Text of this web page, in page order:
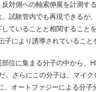
対側への軸索伸展を計測す
試験管内でも再現できるが
ていることと相関すること
子により誘導されているこ
位に集まる分子の中から、
。さらにこの分子は、マイ
、オートファジーによる分